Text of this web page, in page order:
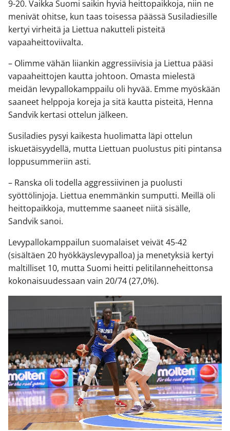
9-20. Vaikka Suomi saikin hyviä heittopaikkoja, niin ne
menivät ohitse, kun taas toisessa päässä Susiladiesille
kertyi virheitä ja Liettua nakutteli pisteitä
vapaaheittoviivalta.
– Olimme vähän liiankin aggressiivisia ja Liettua pääsi
vapaaheittojen kautta johtoon. Omasta mielestä
meidän levypallokamppailu oli hyvää. Emme myöskään
saaneet helppoja koreja ja sitä kautta pisteitä, Henna
Sandvik kertasi ottelun jälkeen.
Susiladies pysyi kaikesta huolimatta läpi ottelun
iskuetäisyydellä, mutta Liettuan puolustus piti pintansa
loppusummeriin asti.
– Ranska oli todella aggressiivinen ja puolusti
syöttölinjoja. Liettua enemmänkin sumputti. Meillä oli
heittopaikkoja, muttemme saaneet niitä sisälle,
Sandvik sanoi.
Levypallokamppailun suomalaiset veivät 45-42
(sisältäen 20 hyökkäyslevypalloa) ja menetyksiä kertyi
maltilliset 10, mutta Suomi heitti pelitilanneheittonsa
kokonaisuudessaan vain 20/74 (27,0%).